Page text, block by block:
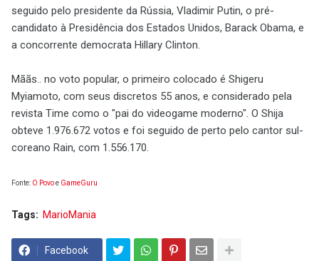
seguido pelo presidente da Rússia, Vladimir Putin, o pré-
candidato à Presidência dos Estados Unidos, Barack Obama, e
a concorrente democrata Hillary Clinton.
Mããs.. no voto popular, o primeiro colocado é Shigeru
Myiamoto, com seus discretos 55 anos, e considerado pela
revista Time como o "pai do videogame moderno". O Shija
obteve 1.976.672 votos e foi seguido de perto pelo cantor sul-
coreano Rain, com 1.556.170.
Fonte: O Povoe GameGuru
Tags: MarioMania
Facebook